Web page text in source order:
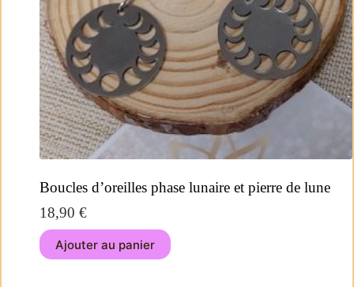
Boucles d’oreilles phase lunaire et pierre de lune
18,90 €
Ajouter au panier